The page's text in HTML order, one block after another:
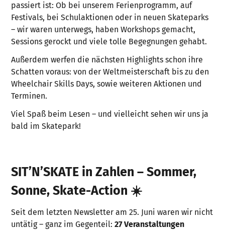
passiert ist: Ob bei unserem Ferienprogramm, auf
Festivals, bei Schulaktionen oder in neuen Skateparks
– wir waren unterwegs, haben Workshops gemacht,
Sessions gerockt und viele tolle Begegnungen gehabt.
Außerdem werfen die nächsten Highlights schon ihre
Schatten voraus: von der Weltmeisterschaft bis zu den
Wheelchair Skills Days, sowie weiteren Aktionen und
Terminen.
Viel Spaß beim Lesen – und vielleicht sehen wir uns ja
bald im Skatepark!
SIT’N’SKATE in Zahlen – Sommer,
Sonne, Skate-Action ☀️
Seit dem letzten Newsletter am 25. Juni waren wir nicht
untätig – ganz im Gegenteil:27 Veranstaltungen